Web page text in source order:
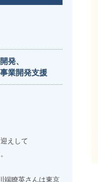
発、
業開発支援
えして
端瞭英さんは東京